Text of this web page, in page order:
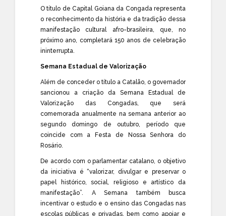
O título de Capital Goiana da Congada representa
o reconhecimento da história e da tradição dessa
manifestação cultural afro-brasileira, que, no
próximo ano, completará 150 anos de celebração
ininterrupta.
Semana Estadual de Valorização
Além de conceder o título a Catalão, o governador
sancionou a criação da Semana Estadual de
Valorização das Congadas, que será
comemorada anualmente na semana anterior ao
segundo domingo de outubro, período que
coincide com a Festa de Nossa Senhora do
Rosário.
De acordo com o parlamentar catalano, o objetivo
da iniciativa é “valorizar, divulgar e preservar o
papel histórico, social, religioso e artístico da
manifestação”. A Semana também busca
incentivar o estudo e o ensino das Congadas nas
escolas públicas e privadas, bem como apoiar e